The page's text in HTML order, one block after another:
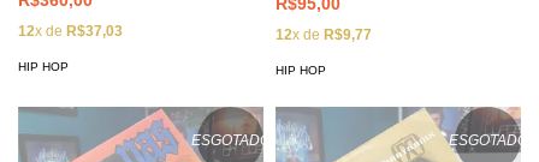
12x de R$37,03
HIP HOP
R$95,00
12x de R$9,77
HIP HOP
ESGOTADO ESGOTADO